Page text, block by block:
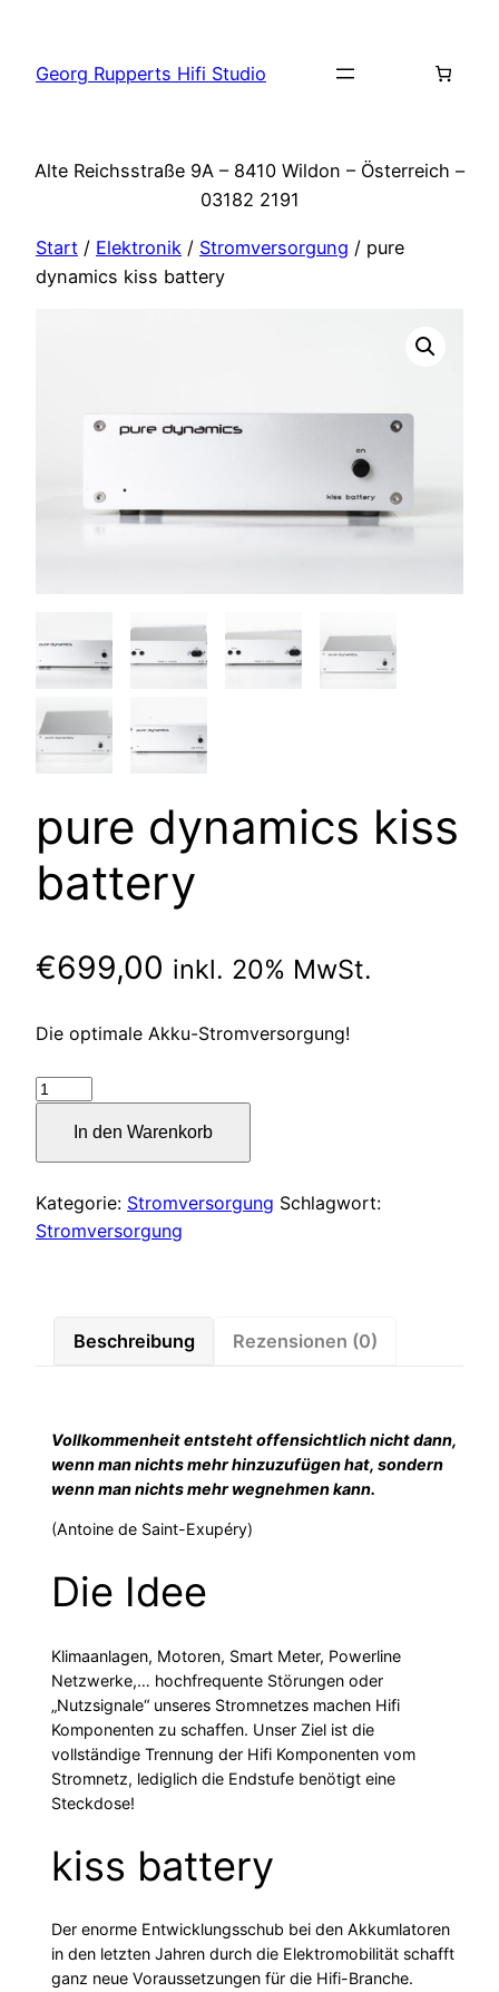
springen
Georg Rupperts Hifi Studio
Alte Reichsstraße 9A – 8410 Wildon – Österreich –
03182 2191
Start / Elektronik / Stromversorgung / pure
dynamics kiss battery
pure dynamics kiss
battery
€699,00 inkl. 20% MwSt.
Die optimale Akku-Stromversorgung!
pure
battery
Menge
In den Warenkorb
Kategorie: Stromversorgung Schlagwort:
Stromversorgung
Beschreibung Rezensionen (0)
Vollkommenheit entsteht offensichtlich nicht dann,
wenn man nichts mehr hinzuzufügen hat, sondern
wenn man nichts mehr wegnehmen kann.
(Antoine de Saint-Exupéry)
Die Idee
Klimaanlagen, Motoren, Smart Meter, Powerline
Netzwerke,… hochfrequente Störungen oder
„Nutzsignale“ unseres Stromnetzes machen Hifi
Komponenten zu schaffen. Unser Ziel ist die
vollständige Trennung der Hifi Komponenten vom
Stromnetz, lediglich die Endstufe benötigt eine
Steckdose!
kiss battery
Der enorme Entwicklungsschub bei den Akkumlatoren
in den letzten Jahren durch die Elektromobilität schafft
ganz neue Voraussetzungen für die Hifi-Branche.